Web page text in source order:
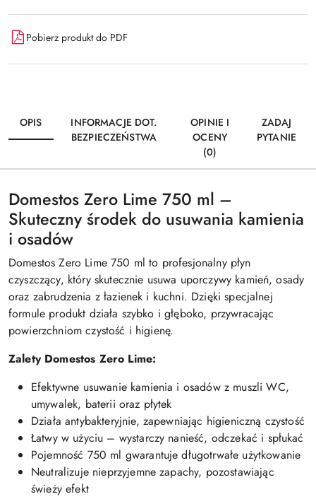
Pobierz produkt do PDF
OPIS
INFORMACJE DOT.
BEZPIECZEŃSTWA
OPINIE I
OCENY
(0)
ZADAJ
PYTANIE
Domestos Zero Lime 750 ml –
Skuteczny środek do usuwania kamienia
i osadów
Domestos Zero Lime 750 ml to profesjonalny płyn
czyszczący, który skutecznie usuwa uporczywy kamień, osady
oraz zabrudzenia z łazienek i kuchni. Dzięki specjalnej
formule produkt działa szybko i głęboko, przywracając
powierzchniom czystość i higienę.
Zalety Domestos Zero Lime:
Efektywne usuwanie kamienia i osadów z muszli WC,
umywalek, baterii oraz płytek
Działa antybakteryjnie, zapewniając higieniczną czystość
Łatwy w użyciu – wystarczy nanieść, odczekać i spłukać
Pojemność 750 ml gwarantuje długotrwałe użytkowanie
Neutralizuje nieprzyjemne zapachy, pozostawiając
świeży efekt